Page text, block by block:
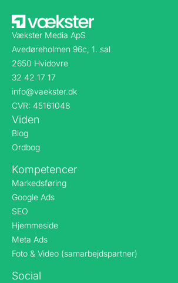
Vækster Media ApS
Avedøreholmen 96c, 1. sal
2650 Hvidovre
32 42 17 17
info@vaekster.dk
CVR: 45161048
Viden
Blog
Ordbog
Kompetencer
Markedsføring
Google Ads
SEO
Hjemmeside
Meta Ads
Foto & Video (samarbejdspartner)
Social